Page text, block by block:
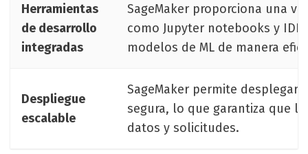
Herramientas
de desarrollo
integradas
SageMaker proporciona una
como Jupyter notebooks y
modelos de ML de manera
Despliegue
escalable
SageMaker permite desplegar
segura, lo que garantiza que
datos y solicitudes.